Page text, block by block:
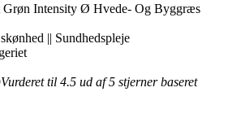
Grøn Intensity Ø Hvede- Og Byggræs
|| Sundhedspleje
Vurderet til 4.5 ud af 5 stjerner baseret